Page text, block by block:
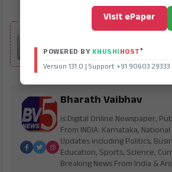
ಮೂವರ ಸಾವು
Bharath Vaibhav
is Digital Online Newspaper,
From INDIA. Karnataka,
Updates including Politics,
Education, Sports, Science,
Breaking News From India &
Visit ePaper
POWERED BY KHUSHIHOST®
Version 131.0 | Support +91 90603 29333